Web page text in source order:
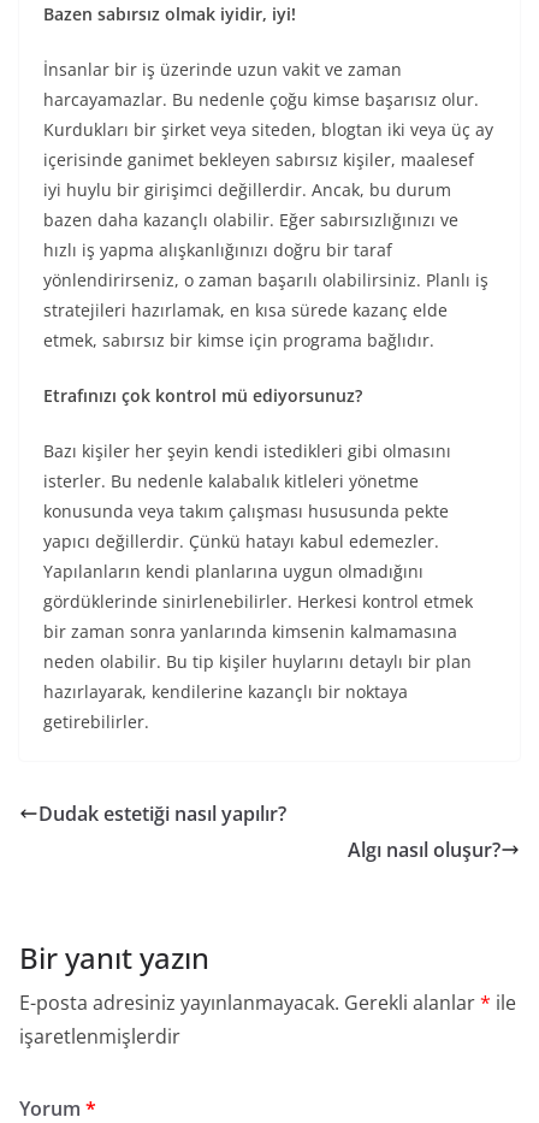
Bazen sabırsız olmak iyidir, iyi!
İnsanlar bir iş üzerinde uzun vakit ve zaman
harcayamazlar. Bu nedenle çoğu kimse başarısız olur.
Kurdukları bir şirket veya siteden, blogtan iki veya üç ay
içerisinde ganimet bekleyen sabırsız kişiler, maalesef
iyi huylu bir girişimci değillerdir. Ancak, bu durum
bazen daha kazançlı olabilir. Eğer sabırsızlığınızı ve
hızlı iş yapma alışkanlığınızı doğru bir taraf
yönlendirirseniz, o zaman başarılı olabilirsiniz. Planlı iş
stratejileri hazırlamak, en kısa sürede kazanç elde
etmek, sabırsız bir kimse için programa bağlıdır.
Etrafınızı çok kontrol mü ediyorsunuz?
Bazı kişiler her şeyin kendi istedikleri gibi olmasını
isterler. Bu nedenle kalabalık kitleleri yönetme
konusunda veya takım çalışması hususunda pekte
yapıcı değillerdir. Çünkü hatayı kabul edemezler.
Yapılanların kendi planlarına uygun olmadığını
gördüklerinde sinirlenebilirler. Herkesi kontrol etmek
bir zaman sonra yanlarında kimsenin kalmamasına
neden olabilir. Bu tip kişiler huylarını detaylı bir plan
hazırlayarak, kendilerine kazançlı bir noktaya
getirebilirler.
Dudak estetiği nasıl yapılır?
Algı nasıl oluşur?
Bir yanıt yazın
E-posta adresiniz yayınlanmayacak. Gerekli alanlar* ile
işaretlenmişlerdir
Yorum *